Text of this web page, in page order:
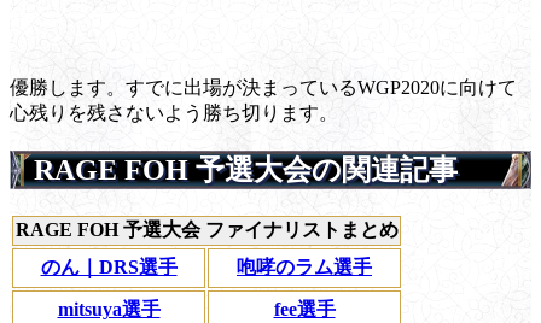
優勝します。すでに出場が決まっているWGP2020に向けて
心残りを残さないよう勝ち切ります。
RAGE FOH 予選大会の関連記事
RAGE FOH 予選大会 ファイナリストまとめ
のん｜DRS選手
咆哮のラム選手
mitsuya選手 fee選手